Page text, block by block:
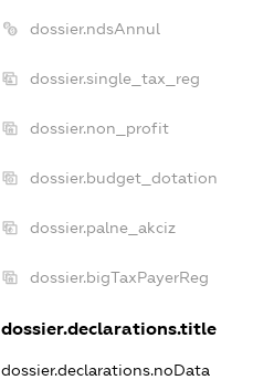
dossier.ndsAnnul
dossier.single_tax_reg
dossier.non_profit
dossier.budget_dotation
dossier.palne_akciz
dossier.bigTaxPayerReg
dossier.declarations.title
dossier.declarations.noData